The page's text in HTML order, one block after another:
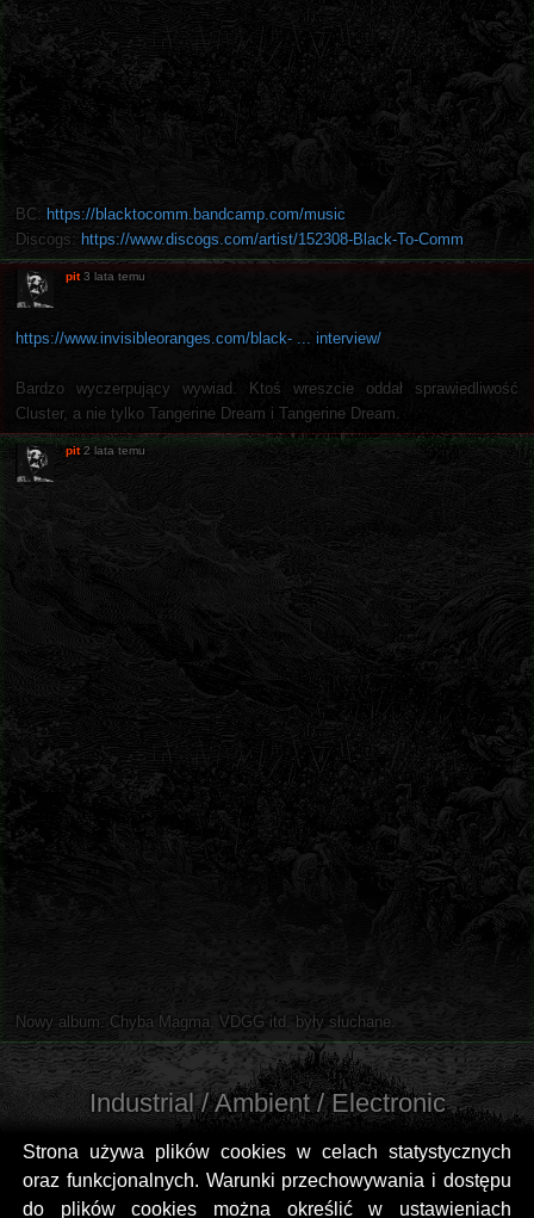
Strona używa plików cookies w celach statystycznych
oraz funkcjonalnych. Warunki przechowywania i dostępu
do plików cookies można określić w ustawieniach
BC: https://blacktocomm.bandcamp.com/music
Discogs: https://www.discogs.com/artist/152308-Black-To-Comm
pit 3 lata temu
https://www.invisibleoranges.com/black- ... interview/
Bardzo wyczerpujący wywiad. Ktoś wreszcie oddał sprawiedliwość
Cluster, a nie tylko Tangerine Dream i Tangerine Dream.
pit 2 lata temu
Nowy album. Chyba Magma, VDGG itd. były słuchane.
Industrial / Ambient / Electronic